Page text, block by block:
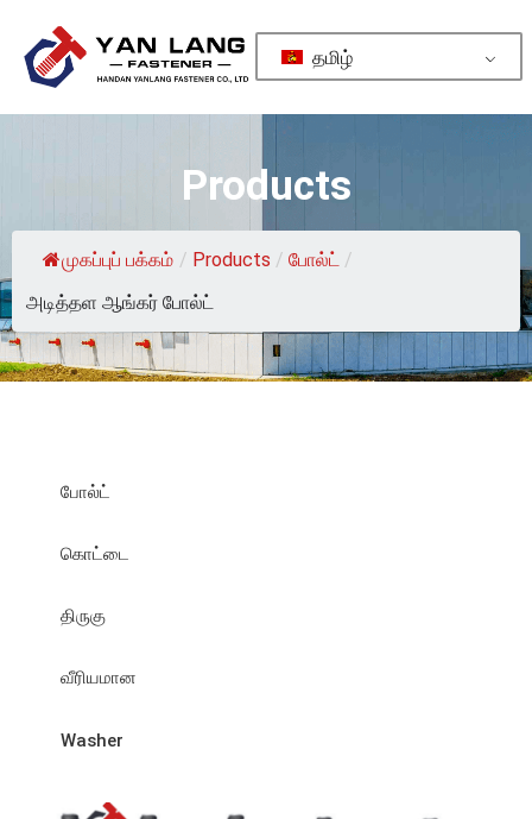
தமிழ்
Products
முகப்புப் பக்கம் / Products / போல்ட் /
அடித்தள ஆங்கர் போல்ட்
போல்ட்
கொட்டை
திருகு
வீரியமான
Washer